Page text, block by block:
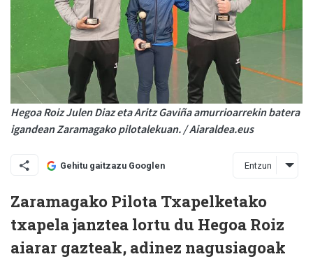
Hegoa Roiz Julen Diaz eta Aritz Gaviña amurrioarrekin batera
igandean Zaramagako pilotalekuan. / Aiaraldea.eus
Gehitu gaitzazu Googlen Entzun
Zaramagako Pilota Txapelketako
txapela janztea lortu du Hegoa Roiz
aiarar gazteak, adinez nagusiagoak